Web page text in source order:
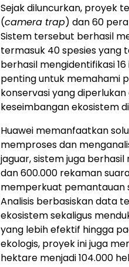
Sejak diluncurkan, proyek
(camera trap) dan 60
Sistem tersebut berhasil
termasuk 40 spesies yang
berhasil mengidentifikasi
penting untuk memahami
konservasi yang
keseimbangan ekosistem
Huawei memanfaatkan
memproses dan
jaguar, sistem juga
dan 600.000 rekaman
memperkuat pemantauan
Analisis berbasiskan data
ekosistem sekaligus
yang lebih efektif hingga
ekologis, proyek ini juga
hektare menjadi 104.000